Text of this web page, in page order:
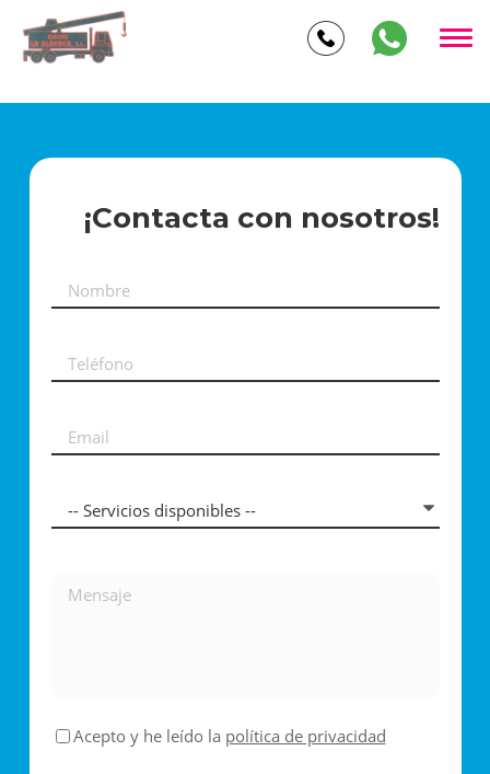
RealHost: gruasenmurcia.com
¡Contacta con nosotros!
Acepto y he leído la política de privacidad